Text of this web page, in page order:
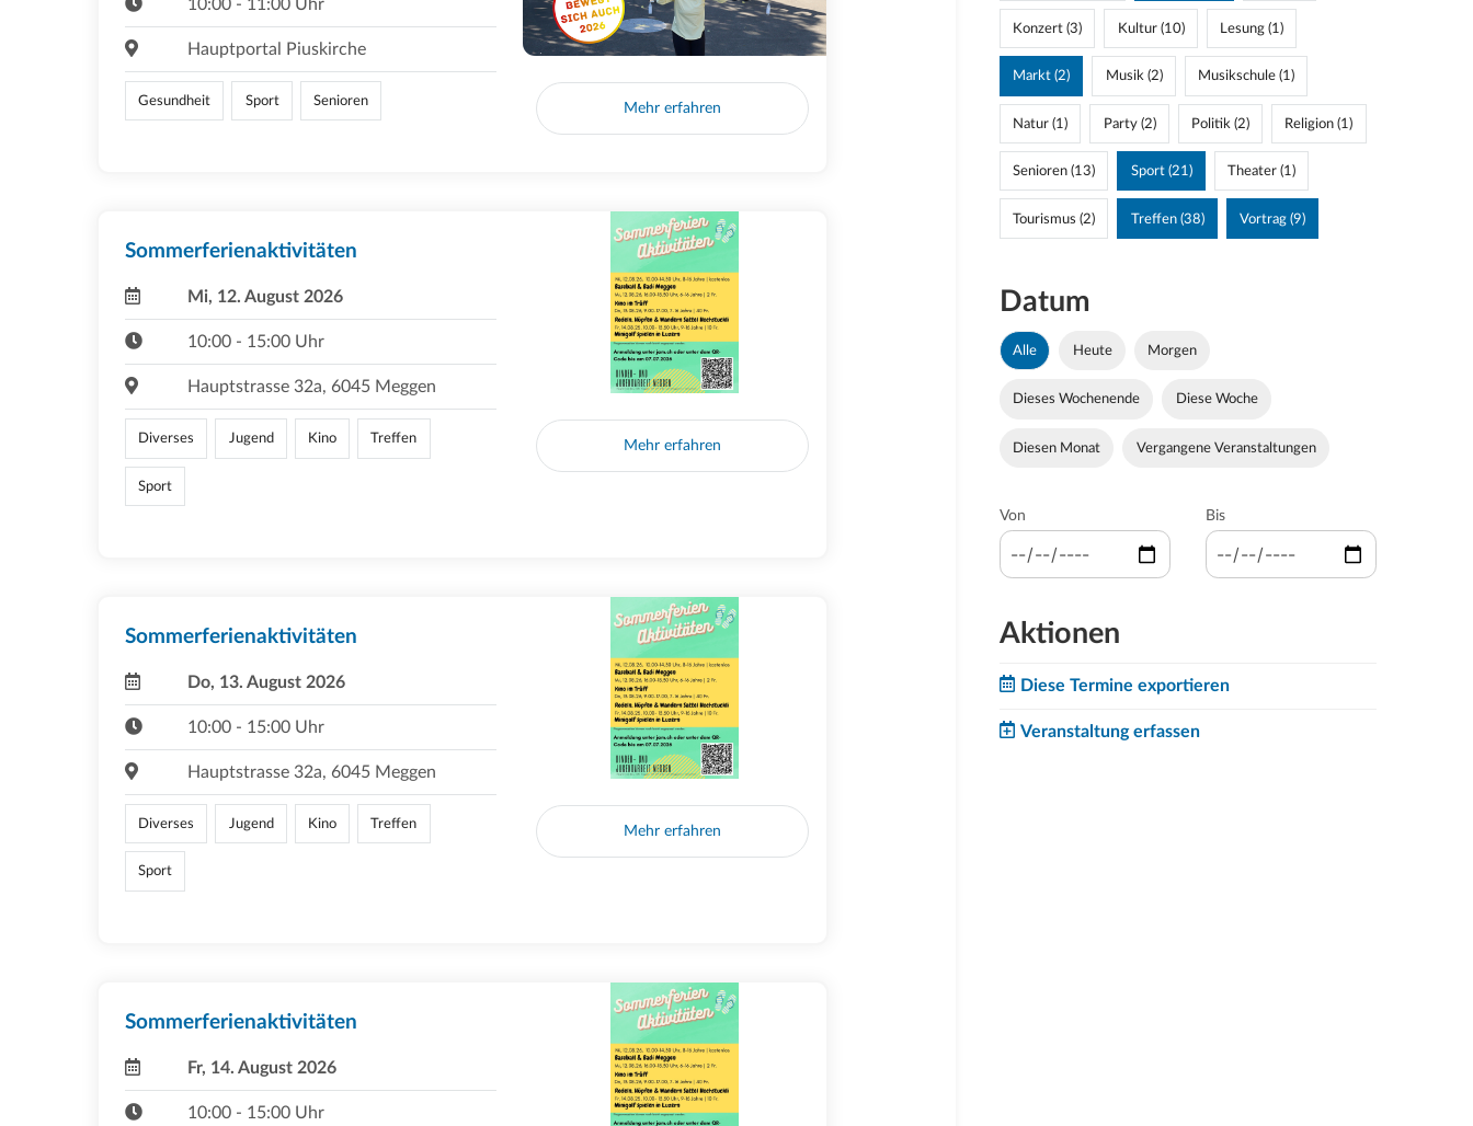
10:00 - 11:00 Uhr
Hauptportal Piuskirche
Gesundheit Sport Senioren Mehr erfahren
Sommerferienaktivitäten
Mi, 12. August 2026
10:00 - 15:00 Uhr
Hauptstrasse 32a, 6045 Meggen
Diverses Jugend Kino Treffen
Sport
Mehr erfahren
Sommerferienaktivitäten
Do, 13. August 2026
10:00 - 15:00 Uhr
Hauptstrasse 32a, 6045 Meggen
Diverses Jugend Kino Treffen
Sport
Mehr erfahren
Sommerferienaktivitäten
Fr, 14. August 2026
10:00 - 15:00 Uhr
Konzert (3) Kultur (10) Lesung (1)
Markt (2) Musik (2) Musikschule (1)
Natur (1) Party (2) Politik (2) Religion (1)
Senioren (13) Sport (21) Theater (1)
Tourismus (2) Treffen (38) Vortrag (9)
Datum
Alle Heute Morgen
Dieses Wochenende Diese Woche
Diesen Monat Vergangene Veranstaltungen
Von Bis
Aktionen
Diese Termine exportieren
Veranstaltung erfassen